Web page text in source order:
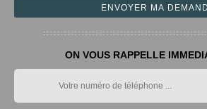
ON VOUS RAPPELLE